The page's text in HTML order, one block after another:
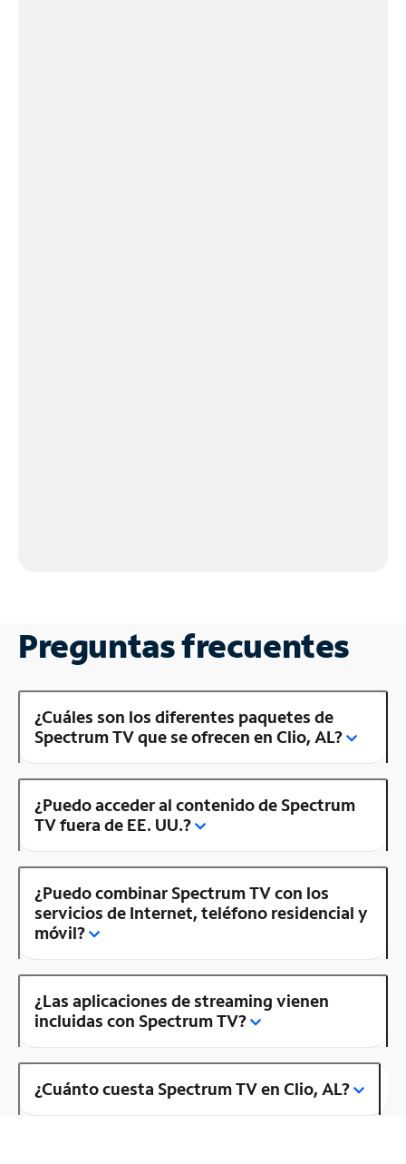
Preguntas frecuentes
¿Cuáles son los diferentes paquetes de
Spectrum TV que se ofrecen en Clio, AL?
¿Puedo acceder al contenido de Spectrum
TV fuera de EE. UU.?
¿Puedo combinar Spectrum TV con los
servicios de Internet, teléfono residencial y
móvil?
¿Las aplicaciones de streaming vienen
incluidas con Spectrum TV?
¿Cuánto cuesta Spectrum TV en Clio, AL?